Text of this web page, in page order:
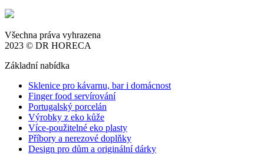
Všechna práva vyhrazena
2023 © DR HORECA
Základní nabídka
Sklenice pro kávarnu, bar i domácnost
Finger food servírování
Portugalský porcelán
Výrobky z eko kůže
Více-použitelné eko plasty
Příbory a nerezové doplňky
Design pro dům a originální dárky